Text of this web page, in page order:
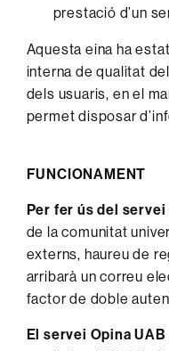
prestació d’un
Aquesta eina ha
interna de qualitat
dels usuaris, en el
permet disposar
FUNCIONAMENT
Per fer ús del servei
de la comunitat
externs, haureu de
arribarà un correu
factor de doble
El servei Opina